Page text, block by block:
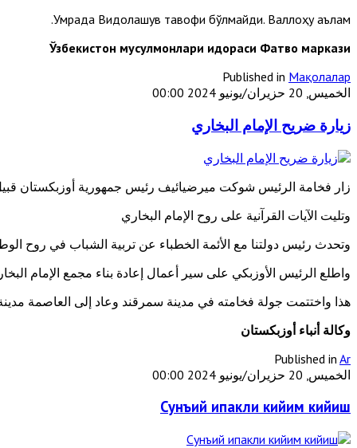
Умрада Видолашув тавофи бўлмайди. Валлоҳу аълам.
Ўзбекистон мусулмонлари идораси Фатво маркази
Published in Мақолалар
الخميس, 20 حزيران/يونيو 2024 00:00
زيارة ضريح الإمام البخاري
زار فخامة الرئيس شوكت ميرضيائيف رئيس جمهورية أوزبكستان
وتليت الآيات القرآنية على روح الإمام البخاري
وتحدث رئيس دولتنا مع الأئمة الخطباء عن تربية الشباب في روح
واطلع الرئيس الأوزبكي على سير أعمال إعادة بناء مجمع الإمام
هذا واختتمت جولة فخامته في مدينة سمرقند وعاد إلى العاصمة
وكالة أنباء أوزبكستان
Published in Ar
الخميس, 20 حزيران/يونيو 2024 00:00
Сунъий ипакли кийим кийиш